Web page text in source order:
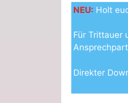
NEU: Holt
Für Trittauer
Direkter